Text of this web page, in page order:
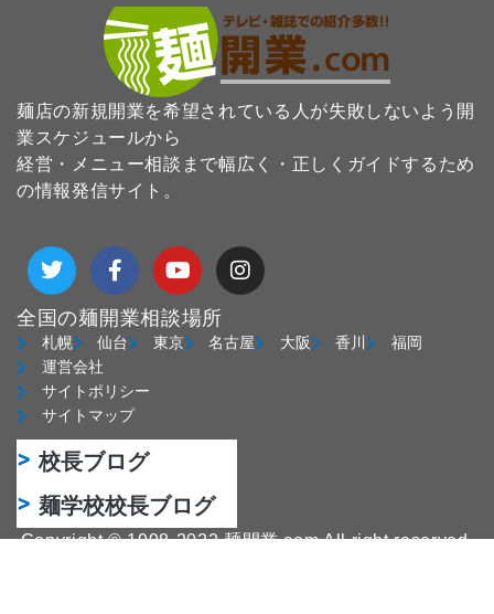
麺店の新規開業を希望されている人が失敗しないよう開
業スケジュールから
経営・メニュー相談まで幅広く・正しくガイドするため
の情報発信サイト。
T
w
i
t
t
e
r
F
a
c
e
b
o
k
-
f
Y
o
u
t
u
b
I
n
s
a
g
全国の麺開業相談場所
札幌 仙台 東京 名古屋 大阪 香川
福岡
運営会社
サイトポリシー
サイトマップ
校長ブログ
麺学校校長ブログ
Copyright © 1998-2022 麺開業.com All right reserved.